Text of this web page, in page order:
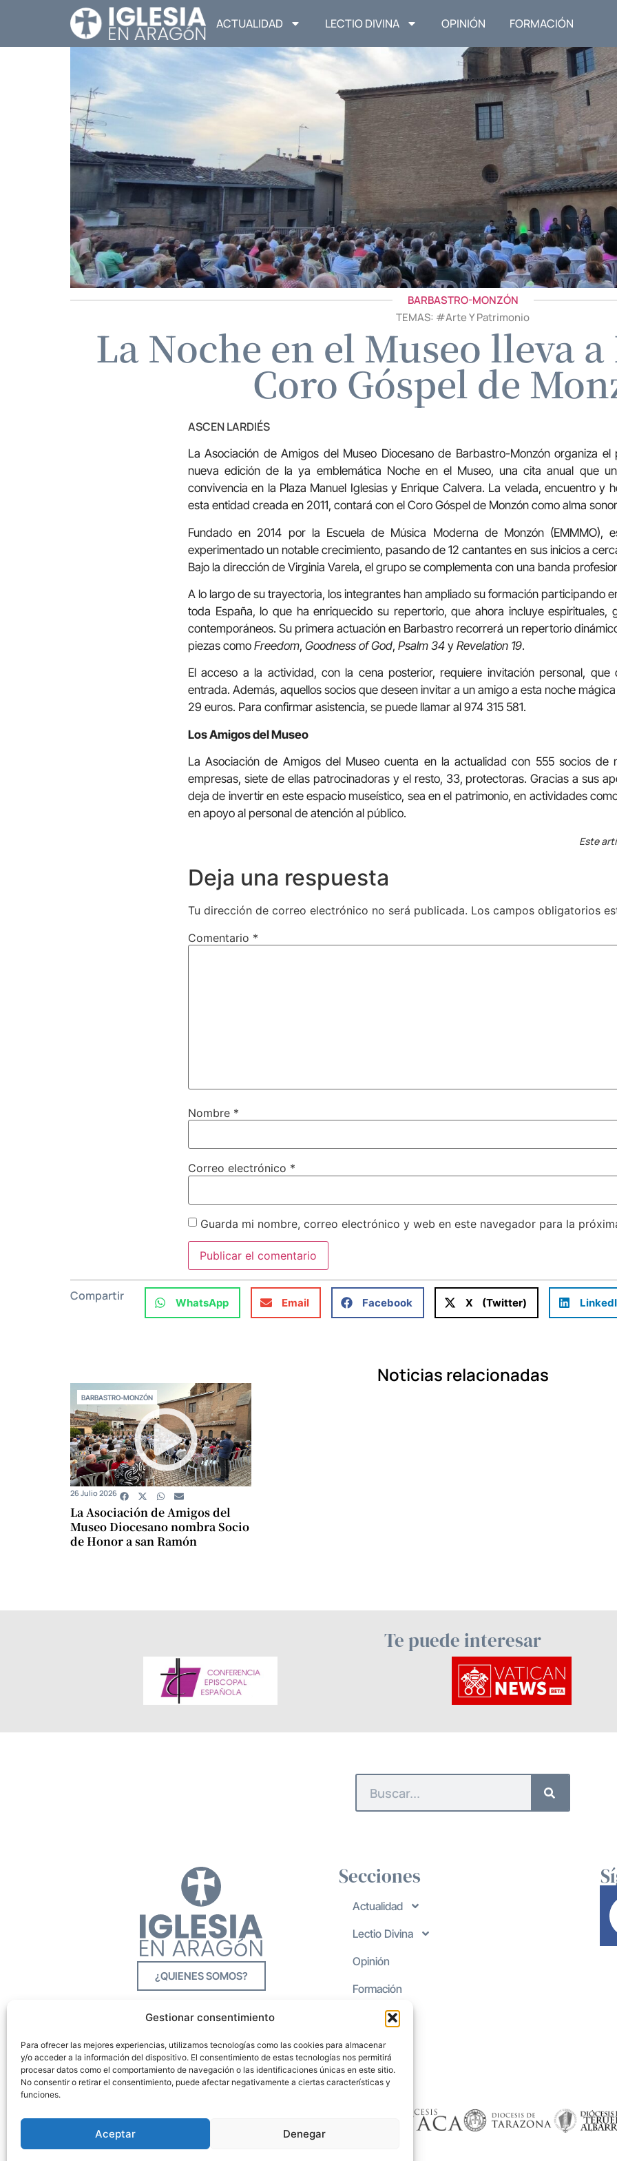
Gestionar consentimiento
Para ofrecer las mejores experiencias, utilizamos tecnologías como las cookies para almacenar
y/o acceder a la información del dispositivo. El consentimiento de estas tecnologías nos permitirá
procesar datos como el comportamiento de navegación o las identificaciones únicas en este sitio.
No consentir o retirar el consentimiento, puede afectar negativamente a ciertas características y
funciones.
Aceptar Denegar
ACTUALIDAD LECTIO DIVINA OPINIÓN FORMACIÓN
BARBASTRO-MONZÓN
TEMAS: #Arte Y Patrimonio
La Noche en el Museo lleva
Coro Góspel de
ASCEN LARDIÉS
La Asociación de Amigos del Museo Diocesano de Barbastro-Monzón organiza
nueva edición de la ya emblemática Noche en el Museo, una cita anual que
convivencia en la Plaza Manuel Iglesias y Enrique Calvera. La velada, encuentro y
esta entidad creada en 2011, contará con el Coro Góspel de Monzón como alma
Fundado en 2014 por la Escuela de Música Moderna de Monzón (EMMMO),
experimentado un notable crecimiento, pasando de 12 cantantes en sus inicios a
Bajo la dirección de Virginia Varela, el grupo se complementa con una banda
A lo largo de su trayectoria, los integrantes han ampliado su formación participando
toda España, lo que ha enriquecido su repertorio, que ahora incluye espirituales,
contemporáneos. Su primera actuación en Barbastro recorrerá un repertorio
piezas como Freedom, Goodness of God, Psalm 34 y Revelation 19.
El acceso a la actividad, con la cena posterior, requiere invitación personal, que
entrada. Además, aquellos socios que deseen invitar a un amigo a esta noche
29 euros. Para confirmar asistencia, se puede llamar al 974 315 581.
Los Amigos del Museo
La Asociación de Amigos del Museo cuenta en la actualidad con 555 socios de
empresas, siete de ellas patrocinadoras y el resto, 33, protectoras. Gracias a sus
deja de invertir en este espacio museístico, sea en el patrimonio, en actividades
en apoyo al personal de atención al público.
Este
Deja una respuesta
Tu dirección de correo electrónico no será publicada. Los campos obligatorios
Comentario *
Nombre *
Correo electrónico *
Guarda mi nombre, correo electrónico y web en este navegador para la
Compartir WhatsApp Email Facebook X (Twitter)
Noticias relacionadas
BARBASTRO-MONZÓN
La Asociación de Amigos del
Museo Diocesano nombra Socio
de Honor a san Ramón
26 Julio 2026
Te puede interesar
¿QUIENES SOMOS?
Secciones
Actualidad
Lectio Divina
Opinión
Formación